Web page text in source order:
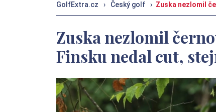
GolfExtra.cz › Český golf › Zuska nezlomil
Zuska nezlomil
Finsku nedal cut,